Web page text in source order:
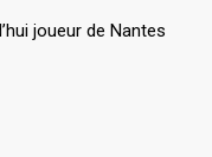
joueur de Nantes